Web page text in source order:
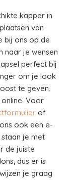
kapper in
van
bij ons op de
naar je wensen
perfect bij
om je look
te geven.
Voor
of
ook een e-
staan je met
de juiste
dus er is
je graag